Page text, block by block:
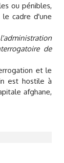
ou pénibles,
cadre d'une
de
et le
est hostile à
afghane,